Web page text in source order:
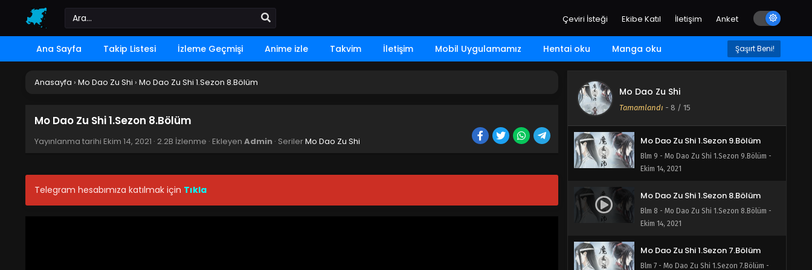
Çeviri İsteği Ekibe Katıl İletişim Anket
Ana Sayfa Takip Listesi İzleme Geçmişi Anime izle Takvim İletişim Mobil Uygulamamız Hentai oku Manga oku Şaşırt Beni!
Anasayfa › Mo Dao Zu Shi › Mo Dao Zu Shi 1.Sezon 8.Bölüm
Mo Dao Zu Shi 1.Sezon 8.Bölüm
Yayınlanma tarihi Ekim 14, 2021 · 2.2B İzlenme · Ekleyen Admin · SerilerMo Dao Zu Shi
Telegram hesabımıza katılmak için Tıkla
Mo Dao Zu Shi
Tamamlandı - 8 / 15
Blm 11 - Mo Dao Zu Shi 1.Sezon 11.Bölüm -
Mo Dao Zu Shi 1.Sezon 10.Bölüm
Mo Dao Zu Shi 1.Sezon 9.Bölüm
Blm 9 - Mo Dao Zu Shi 1.Sezon 9.Bölüm -
Ekim 14, 2021
Mo Dao Zu Shi 1.Sezon 8.Bölüm
Blm 8 - Mo Dao Zu Shi 1.Sezon 8.Bölüm -
Ekim 14, 2021
Mo Dao Zu Shi 1.Sezon 7.Bölüm
Blm 7 - Mo Dao Zu Shi 1.Sezon 7.Bölüm -